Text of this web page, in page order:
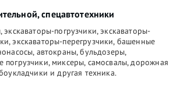
спецавтотехники
экскаваторы-погрузчики, экскаваторы-
экскаваторы-перегрузчики, башенные
автокраны, бульдозеры,
погрузчики, миксеры, самосвалы, дорожная
и другая техника.